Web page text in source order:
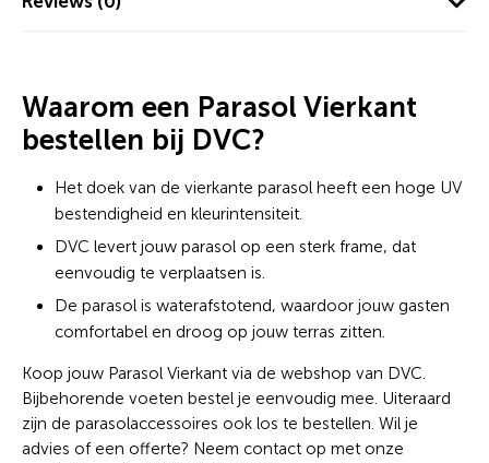
Waarom een Parasol Vierkant
bestellen bij DVC?
Het doek van de vierkante parasol heeft een hoge UV
bestendigheid en kleurintensiteit.
DVC levert jouw parasol op een sterk frame, dat
eenvoudig te verplaatsen is.
De parasol is waterafstotend, waardoor jouw gasten
comfortabel en droog op jouw terras zitten.
Koop jouw Parasol Vierkant via de webshop van DVC.
Bijbehorende voeten bestel je eenvoudig mee. Uiteraard
zijn de parasolaccessoires ook los te bestellen. Wil je
advies of een offerte? Neem contact op met onze